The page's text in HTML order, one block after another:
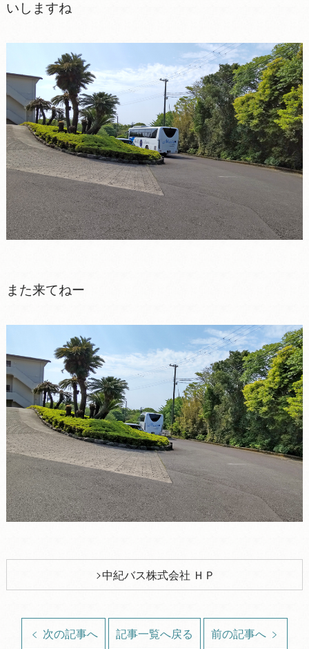
いしますね
また来てねー
中紀バス株式会社 ＨＰ
次の記事へ 記事一覧へ戻る 前の記事へ